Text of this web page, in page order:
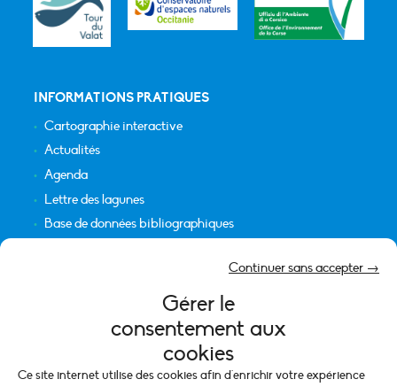
Gérer le
consentement aux
cookies
Ce site internet utilise des cookies afin d'enrichir votre expérience
Continuer sans accepter →
INFORMATIONS PRATIQUES
Cartographie interactive
Actualités
Agenda
Lettre des lagunes
Base de données bibliographiques
Mentions légales
Politique de cookies (UE)